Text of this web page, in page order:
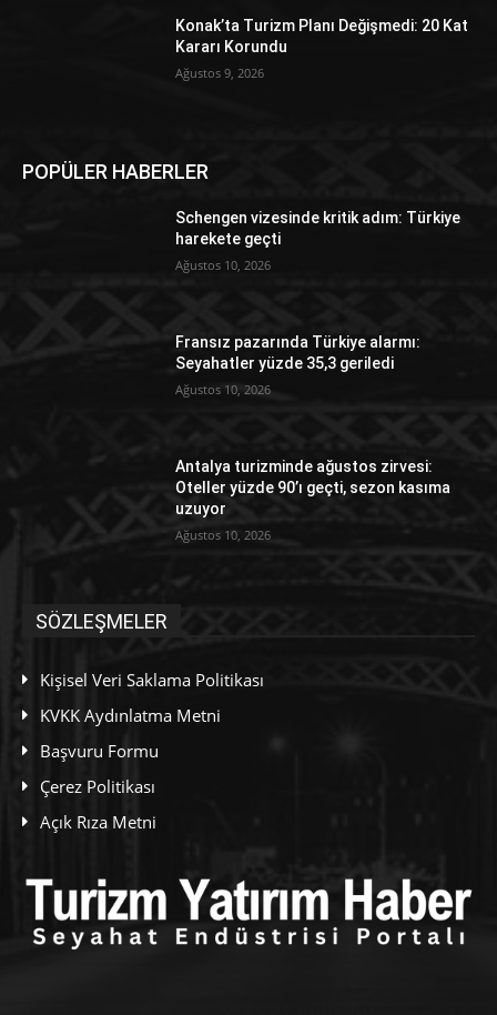
Konak’ta Turizm Planı Değişmedi: 20 Kat
Kararı Korundu
Ağustos 9, 2026
POPÜLER HABERLER
Schengen vizesinde kritik adım: Türkiye
harekete geçti
Ağustos 10, 2026
Fransız pazarında Türkiye alarmı:
Seyahatler yüzde 35,3 geriledi
Ağustos 10, 2026
Antalya turizminde ağustos zirvesi:
Oteller yüzde 90’ı geçti, sezon kasıma
uzuyor
Ağustos 10, 2026
SÖZLEŞMELER
Kişisel Veri Saklama Politikası
KVKK Aydınlatma Metni
Başvuru Formu
Çerez Politikası
Açık Rıza Metni